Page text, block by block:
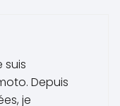
suis
Depuis
je